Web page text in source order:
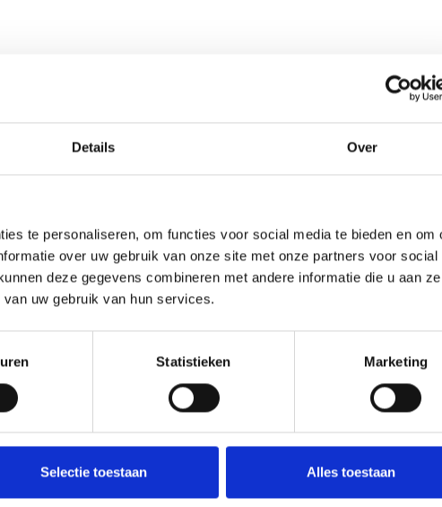
Details Over
te personaliseren, om functies voor social media te bieden en om
over uw gebruik van onze site met onze partners voor social
deze gegevens combineren met andere informatie die u aan
uw gebruik van hun services.
Statistieken Marketing
Selectie toestaan Alles toestaan
SUPPORT 100% SAFE FREE